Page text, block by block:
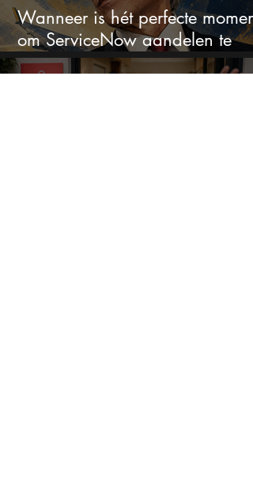
Wanneer is hét perfecte moment
om ServiceNow aandelen te
kopen?